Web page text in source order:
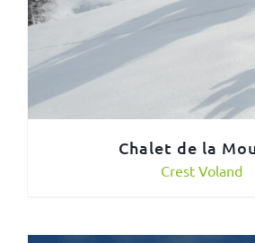
Chalet de la
Crest Voland